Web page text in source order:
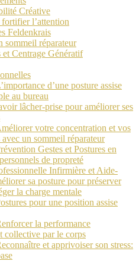
Créative
l’attention
Feldenkrais
sommeil réparateur
Centrage Génératif
d’une posture assise
au bureau
lâcher-prise pour améliorer ses
votre concentration et vos
un sommeil réparateur
Gestes et Postures en
de propreté
Infirmière et Aide-
sa posture pour préserver
la charge mentale
pour une position assise
la performance
collective par le corps
et apprivoiser son stress: